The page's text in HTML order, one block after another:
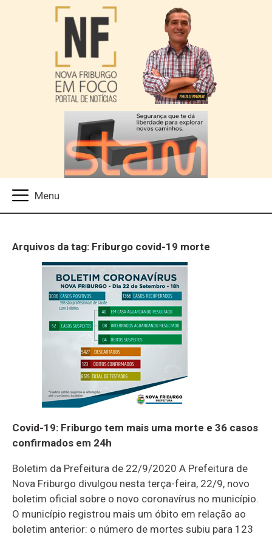
Arquivos da tag: Friburgo covid-19 morte
Covid-19: Friburgo tem mais uma morte e 36 casos
confirmados em 24h
Boletim da Prefeitura de 22/9/2020 A Prefeitura de
Nova Friburgo divulgou nesta terça-feira, 22/9, novo
boletim oficial sobre o novo coronavírus no município.
O município registrou mais um óbito em relação ao
boletim anterior: o número de mortes subiu para 123